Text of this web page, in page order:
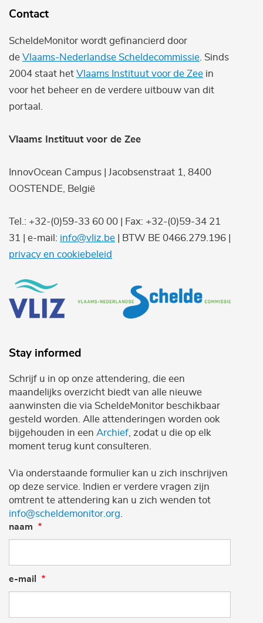
Contact
ScheldeMonitor wordt gefinancierd door
de Vlaams-Nederlandse Scheldecommissie . Sinds
2004 staat het Vlaams Instituut voor de Zee in
voor het beheer en de verdere uitbouw van dit
portaal.
Vlaams Instituut voor de Zee
InnovOcean Campus | Jacobsenstraat 1, 8400
OOSTENDE, België
Tel.: +32-(0)59-33 60 00 | Fax: +32-(0)59-34 21
31 | e-mail: info@vliz.be | BTW BE 0466.279.196 |
privacy en cookiebeleid
Stay informed
Schrijf u in op onze attendering, die een
maandelijks overzicht biedt van alle nieuwe
aanwinsten die via ScheldeMonitor beschikbaar
gesteld worden. Alle attenderingen worden ook
bijgehouden in een Archief , zodat u die op elk
moment terug kunt consulteren.
Via onderstaande formulier kan u zich inschrijven
op deze service. Indien er verdere vragen zijn
omtrent te attendering kan u zich wenden tot
info@scheldemonitor.org
naam
e-mail